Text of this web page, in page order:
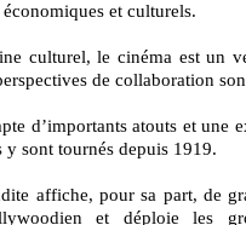
et culturels.
culturel, le cinéma est un
de collaboration
d’importants atouts et une
y sont tournés depuis 1919.
affiche, pour sa part, de
et déploie les